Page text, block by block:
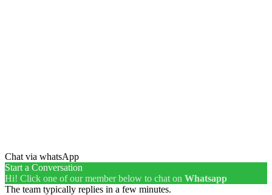
Chat via whatsApp
Start a Conversation
Hi! Click one of our member below to chat on Whatsapp
The team typically replies in a few minutes.